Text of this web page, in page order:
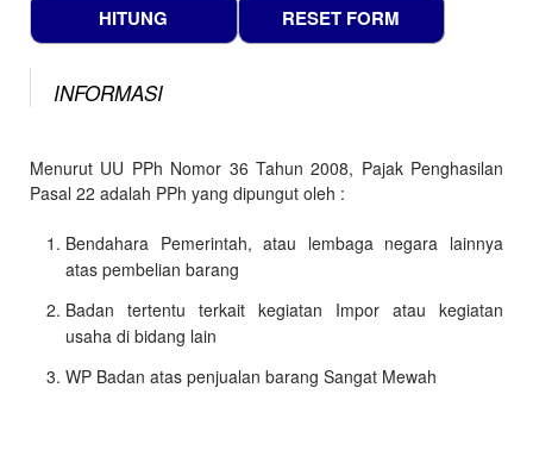
INFORMASI
Menurut UU PPh Nomor 36 Tahun 2008, Pajak Penghasilan
Pasal 22 adalah PPh yang dipungut oleh :
Bendahara Pemerintah, atau lembaga negara lainnya
atas pembelian barang
Badan tertentu terkait kegiatan Impor atau kegiatan
usaha di bidang lain
WP Badan atas penjualan barang Sangat Mewah